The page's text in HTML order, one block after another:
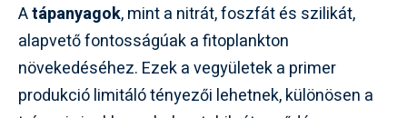
Atápanyagok, mint a nitrát, foszfát és szilikát,
alapvető fontosságúak a fitoplankton
növekedéséhez. Ezek a vegyületek a primer
produkció limitáló tényezői lehetnek, különösen a